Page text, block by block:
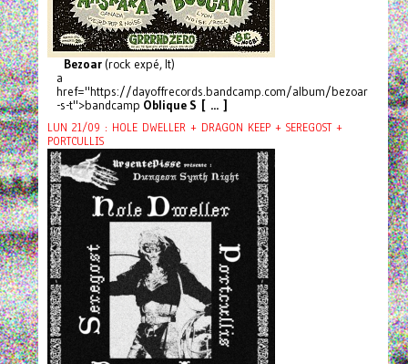
Bezoar(rock expé, It)
a
href="https://dayoffrecords.bandcamp.com/album/bezoar
-s-t">bandcamp Oblique S [ ... ]
LUN 21/09 : HOLE DWELLER + DRAGON KEEP + SEREGOST +
PORTCULLIS